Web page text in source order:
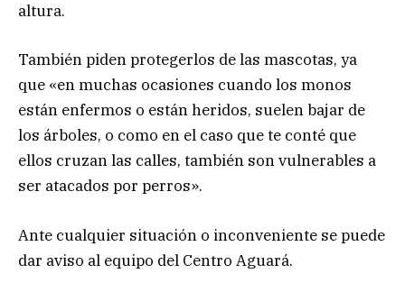
altura.
También piden protegerlos de las mascotas, ya
que «en muchas ocasiones cuando los monos
están enfermos o están heridos, suelen bajar de
los árboles, o como en el caso que te conté que
ellos cruzan las calles, también son vulnerables a
ser atacados por perros».
Ante cualquier situación o inconveniente se puede
dar aviso al equipo del Centro Aguará.